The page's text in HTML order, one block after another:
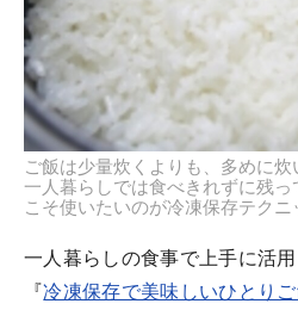
ご飯は少量炊くよりも、多めに炊
一人暮らしでは食べきれずに残
こそ使いたいのが冷凍保存テクニ
一人暮らしの食事で上手に活
『冷凍保存で美味しいひとり